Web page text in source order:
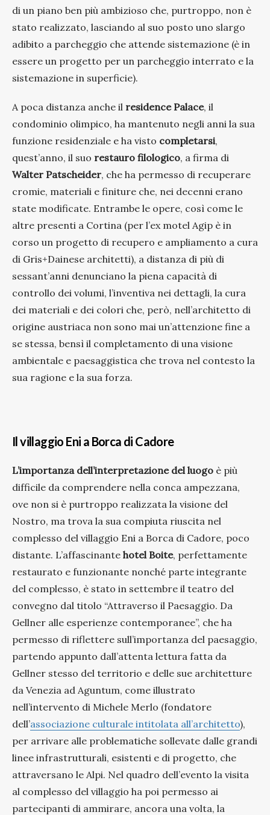
di un piano ben più ambizioso che, purtroppo, non è
stato realizzato, lasciando al suo posto uno slargo
adibito a parcheggio che attende sistemazione (è in
essere un progetto per un parcheggio interrato e la
sistemazione in superficie).
A poca distanza anche il residence Palace, il
condominio olimpico, ha mantenuto negli anni la sua
funzione residenziale e ha visto completarsi,
quest’anno, il suo restauro filologico, a firma di
Walter Patscheider, che ha permesso di recuperare
cromie, materiali e finiture che, nei decenni erano
state modificate. Entrambe le opere, così come le
altre presenti a Cortina (per l’ex motel Agip è in
corso un progetto di recupero e ampliamento a cura
di Gris+Dainese architetti), a distanza di più di
sessant’anni denunciano la piena capacità di
controllo dei volumi, l’inventiva nei dettagli, la cura
dei materiali e dei colori che, però, nell’architetto di
origine austriaca non sono mai un’attenzione fine a
se stessa, bensì il completamento di una visione
ambientale e paesaggistica che trova nel contesto la
sua ragione e la sua forza.
Il villaggio Eni a Borca di Cadore
L’importanza dell’interpretazione del luogo è più
difficile da comprendere nella conca ampezzana,
ove non si è purtroppo realizzata la visione del
Nostro, ma trova la sua compiuta riuscita nel
complesso del villaggio Eni a Borca di Cadore, poco
distante. L’affascinante hotel Boite, perfettamente
restaurato e funzionante nonché parte integrante
del complesso, è stato in settembre il teatro del
convegno dal titolo “Attraverso il Paesaggio. Da
Gellner alle esperienze contemporanee”, che ha
permesso di riflettere sull’importanza del paesaggio,
partendo appunto dall’attenta lettura fatta da
Gellner stesso del territorio e delle sue architetture
da Venezia ad Aguntum, come illustrato
nell’intervento di Michele Merlo (fondatore
dell’associazione culturale intitolata all’architetto),
per arrivare alle problematiche sollevate dalle grandi
linee infrastrutturali, esistenti e di progetto, che
attraversano le Alpi. Nel quadro dell’evento la visita
al complesso del villaggio ha poi permesso ai
partecipanti di ammirare, ancora una volta, la